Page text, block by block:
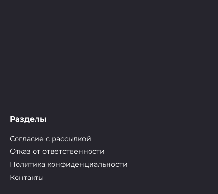
Разделы
Согласие с рассылкой
Отказ от ответственности
Политика конфиденциальности
Контакты